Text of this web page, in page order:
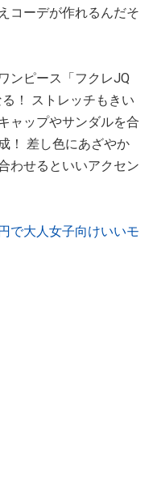
コーデが作れるんだそ
ンピース「フクレJQ
！ ストレッチもきい
ャップやサンダルを合
！ 差し色にあざやか
わせるといいアクセン
で大人女子向けいいモ